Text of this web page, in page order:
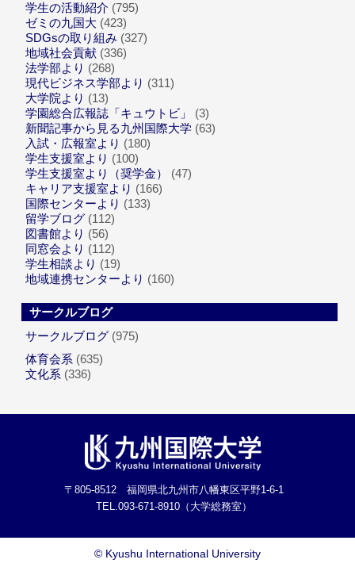
学生の活動紹介 (795)
ゼミの九国大 (423)
SDGsの取り組み (327)
地域社会貢献 (336)
法学部より (268)
現代ビジネス学部より (311)
大学院より (13)
学園総合広報誌「キュウトビ」
(3)
新聞記事から見る九州国際大学 (63)
入試・広報室より (180)
学生支援室より (100)
学生支援室より（奨学金）
(47)
キャリア支援室より (166)
国際センターより (133)
留学ブログ (112)
図書館より (56)
同窓会より (112)
学生相談より (19)
地域連携センターより (160)
サークルブログ
サークルブログ (975)
体育会系 (635)
文化系 (336)
〒805-8512 福岡県北九州市八幡東区平野1-6-1
TEL.093-671-8910（大学総務室）
© Kyushu International University